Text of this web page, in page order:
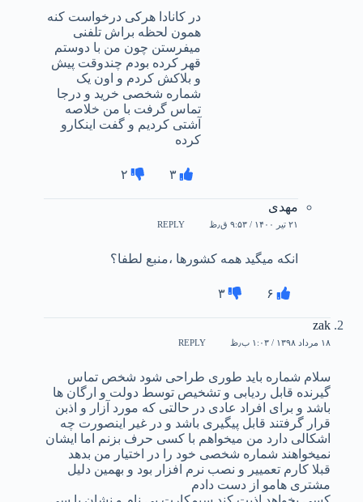
در کانادا هرکی درخواست کنه
همون لحظه براش تلفنی
میفرستن چون من با دوستم
قهر کرده بودم چندوقت پیش
و بلاکش کردم و اون یک
شماره شخصی خرید و درجا
تماس گرفت با من خلاصه
آشتی کردیم و گفت اینکارو
کرده
۳ ۲
مهدی
۲۱ تیر ۱۴۰۰ / ۹:۵۳ ق٫ظ REPLY
انکه میگید همه کشورها ،منبع لطفا؟
۶ ۳
zak
۱۸ مرداد ۱۳۹۸ / ۱:۰۳ ب٫ظ REPLY
سلام شماره باید طوری طراحی شود شخص تماس
گیرنده قابل ردیابی و تشخیص توسط دولت و ارگان ها
باشد و برای افراد عادی در حالتی که مورد آزار و اذبن
قرار گرفتند قابل پیگیری باشد و در غیر اینصورت چه
اشکالی دارد من میخواهم با کسی حرف بزنم اما ایشان
نمیخواهند شماره شخصی خود را در اختیار من بدهد
قبلا کارم تعمییر و نصب نرم افزار بود و بهمین دلیل
مشتری هامو از دست دادم